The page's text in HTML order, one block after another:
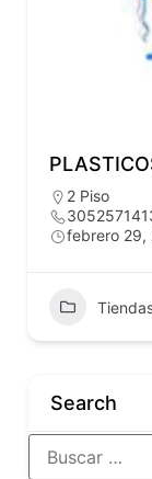
2 Piso
febrero 29,
Search